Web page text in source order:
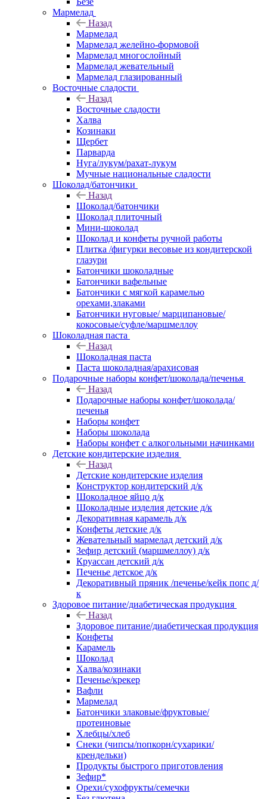
Мармелад
Назад
Мармелад
Мармелад желейно-формовой
Мармелад многослойный
Мармелад жевательный
Мармелад глазированный
Восточные сладости
Назад
Восточные сладости
Халва
Козинаки
Щербет
Парварда
Нуга/лукум/рахат-лукум
Мучные национальные сладости
Шоколад/батончики
Назад
Шоколад/батончики
Шоколад плиточный
Мини-шоколад
Шоколад и конфеты ручной работы
Плитка /фигурки весовые из кондитерской
глазури
Батончики шоколадные
Батончики вафельные
Батончики с мягкой карамелью
орехами,злаками
Батончики нуговые/ марципановые/
кокосовые/суфле/маршмеллоу
Шоколадная паста
Назад
Шоколадная паста
Паста шоколадная/арахисовая
Подарочные наборы конфет/шоколада/печенья
Назад
Подарочные наборы конфет/шоколада/
печенья
Наборы конфет
Наборы шоколада
Наборы конфет с алкогольными начинками
Детские кондитерские изделия
Назад
Детские кондитерские изделия
Конструктор кондитерский д/к
Шоколадное яйцо д/к
Шоколадные изделия детские д/к
Декоративная карамель д/к
Конфеты детские д/к
Жевательный мармелад детский д/к
Зефир детский (маршмеллоу) д/к
Круассан детский д/к
Печенье детское д/к
Декоративный пряник /печенье/кейк попс д/
к
Здоровое питание/диабетическая продукция
Назад
Здоровое питание/диабетическая продукция
Конфеты
Карамель
Шоколад
Халва/козинаки
Печенье/крекер
Вафли
Мармелад
Батончики злаковые/фруктовые/
протеиновые
Хлебцы/хлеб
Снеки (чипсы/попкорн/сухарики/
крендельки)
Продукты быстрого приготовления
Зефир*
Орехи/сухофрукты/семечки